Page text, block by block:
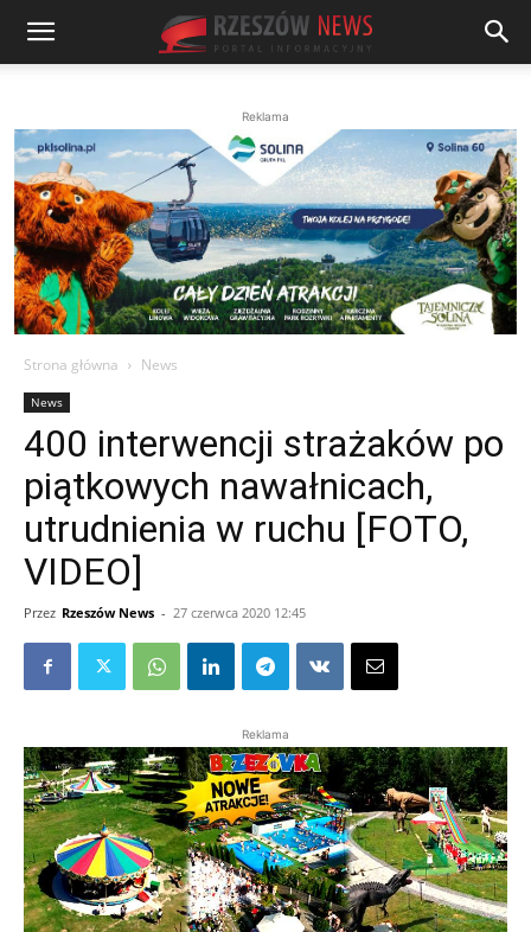
Reklama
Strona główna News
News
400 interwencji strażaków po
piątkowych nawałnicach,
utrudnienia w ruchu [FOTO,
VIDEO]
Przez Rzeszów News - 27 czerwca 2020 12:45
Reklama